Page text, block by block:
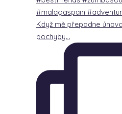
Když mě přepadne
pochyby…